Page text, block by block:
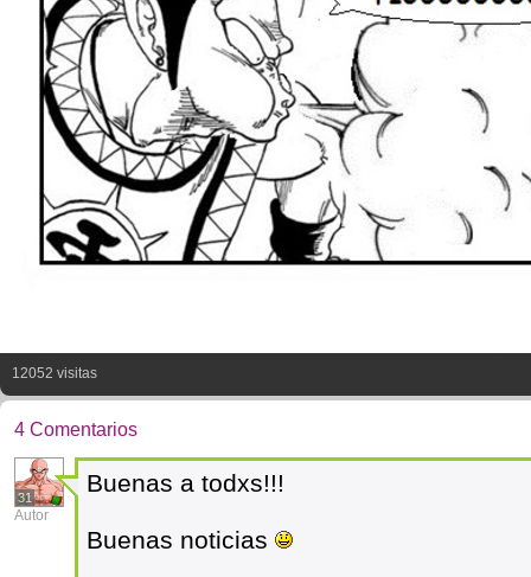
12052 visitas
4 Comentarios
31
Autor
Buenas a todxs!!!
Buenas noticias